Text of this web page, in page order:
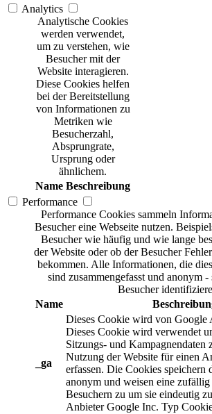
Analytics
Analytische Cookies
werden verwendet,
um zu verstehen, wie
Besucher mit der
Website interagieren.
Diese Cookies helfen
bei der Bereitstellung
von Informationen zu
Metriken wie
Besucherzahl,
Absprungrate,
Ursprung oder
ähnlichem.
Name Beschreibung
Performance
Performance Cookies sammeln
Besucher eine Webseite nutzen.
Besucher wie häufig und wie lange
der Website oder ob der Besucher
bekommen. Alle Informationen, die
sind zusammengefasst und anonym
Besucher
Name
_ga
Dieses Cookie wird von Google
Dieses Cookie wird verwendet
Sitzungs- und Kampagnendaten
Nutzung der Website für einen
erfassen. Die Cookies speichern
anonym und weisen eine
Besuchern zu um sie eindeutig
Anbieter Google Inc. Typ